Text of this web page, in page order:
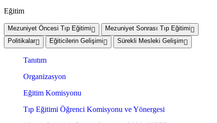
Eğitim
Mezuniyet Öncesi Tıp Eğitimi
Mezuniyet Sonrası Tıp Eğitimi
Politikalar
Eğiticilerin Gelişimi Sürekli Mesleki Gelişim
Tanıtım
Organizasyon
Eğitim Komisyonu
Tıp Eğitimi Öğrenci Komisyonu ve Yönergesi